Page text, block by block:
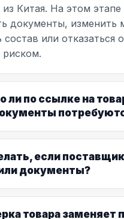
из Китая. На этом
документы, изменить
состав или отказаться
ли по ссылке на
если
документы?
товара заменяет